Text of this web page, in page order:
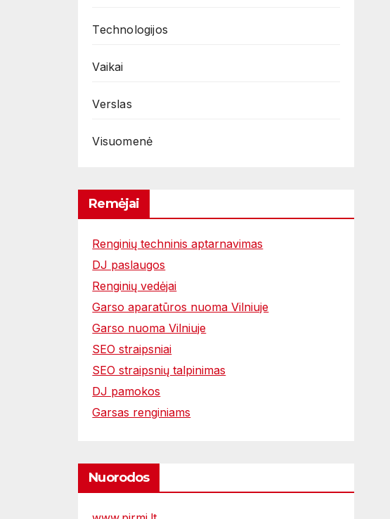
Technologijos
Vaikai
Verslas
Visuomenė
Remėjai
Renginių techninis aptarnavimas
DJ paslaugos
Renginių vedėjai
Garso aparatūros nuoma Vilniuje
Garso nuoma Vilniuje
SEO straipsniai
SEO straipsnių talpinimas
DJ pamokos
Garsas renginiams
Nuorodos